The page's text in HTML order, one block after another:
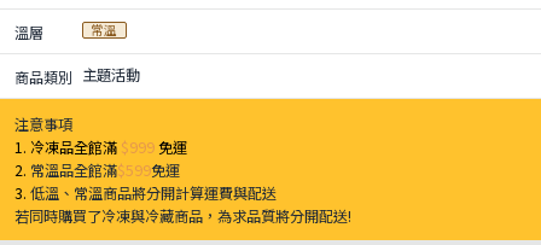
溫層 常溫
商品類別 主題活動
注意事項
1. 冷凍品全館滿 $999免運
2. 常溫品全館滿$599免運
3.低溫、常溫商品將分開計算運費與配送
若同時購買了冷凍與冷藏商品，為求品質將分開配送!